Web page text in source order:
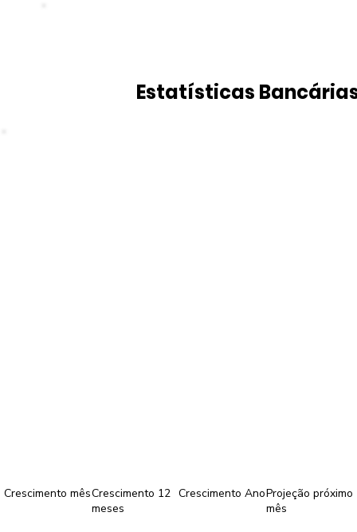
Estatísticas
Crescimento mêsCrescimento 12
meses
Crescimento AnoProjeção próximo
mês